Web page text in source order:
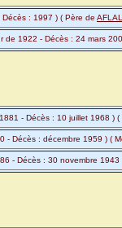
: 1997 ) ( Père de
de 1922 - Décès : 24 mars
- Décès : 10 juillet 1968 )
- Décès : décembre 1959 ) (
- Décès : 30 novembre